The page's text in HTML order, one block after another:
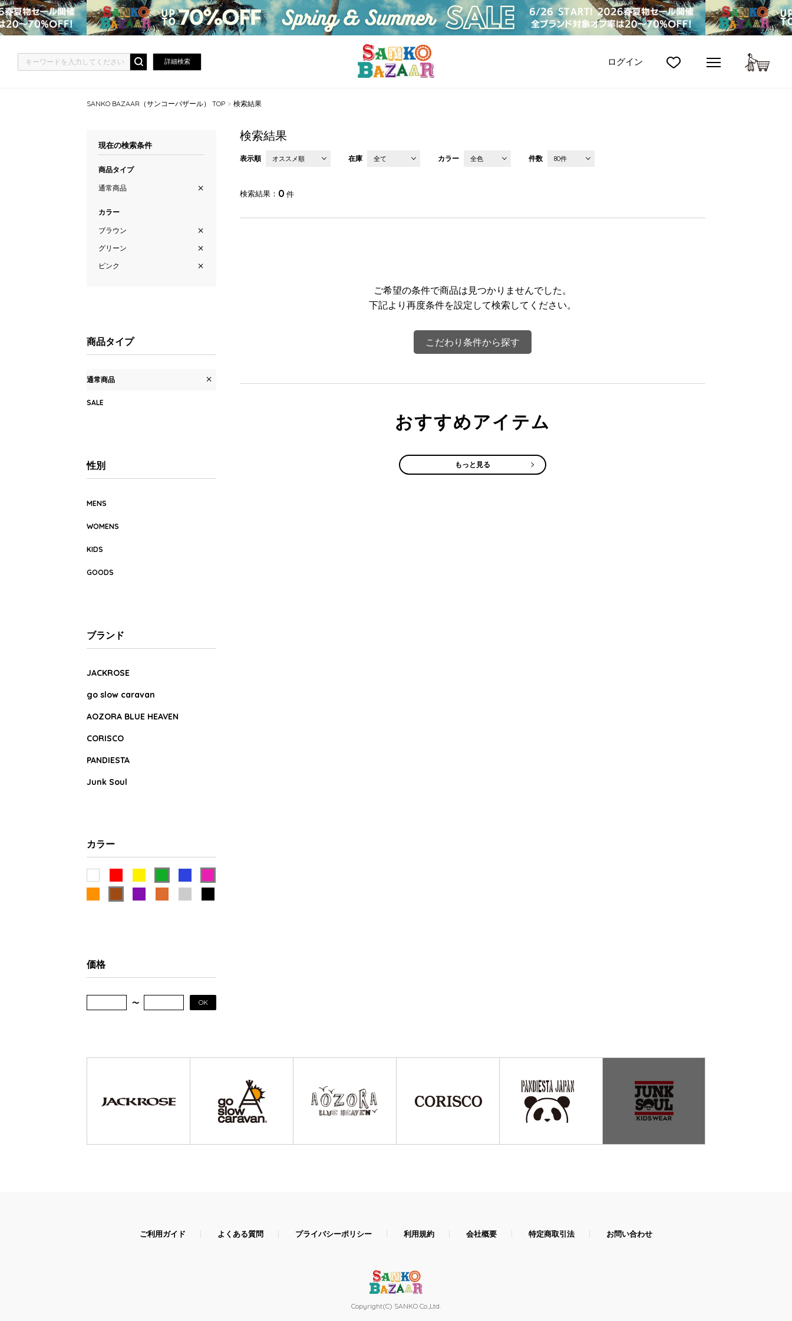
詳細検索 ログイン
SANKO BAZAAR（サンコーバザール） TOP 検索結果
検索結果
表示順 オススメ順 在庫 全て カラー 全色 件数 80件
検索結果 0 件
ご希望の条件で商品は見つかりませんでした。
下記より再度条件を設定して検索してください。
こだわり条件から探す
おすすめアイテム
もっと見る
現在の検索条件
商品タイプ
通常商品
カラー
ブラウン
グリーン
ピンク
商品タイプ
通常商品
SALE
性別
MENS
WOMENS
KIDS
GOODS
ブランド
JACKROSE
go slow caravan
AOZORA BLUE HEAVEN
CORISCO
PANDIESTA
Junk Soul
カラー
価格
OK
ご利用ガイド よくある質問 プライバシーポリシー 利用規約 会社概要 特定商取引法 お問い合わせ
Copyright(C) SANKO Co.,Ltd.